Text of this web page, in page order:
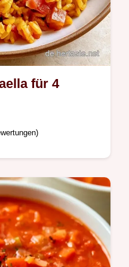
für 4
Kruste
zum
Teil Warum diese
dazu.